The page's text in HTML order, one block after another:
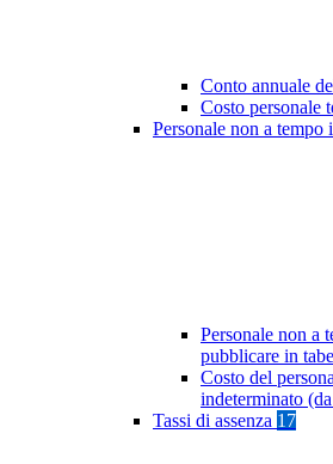
Conto annuale
Costo personale
Personale non a tempo
Personale non a
pubblicare in
Costo del
indeterminato
Tassi di assenza 17